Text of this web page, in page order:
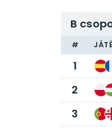
B
#
1
2
3